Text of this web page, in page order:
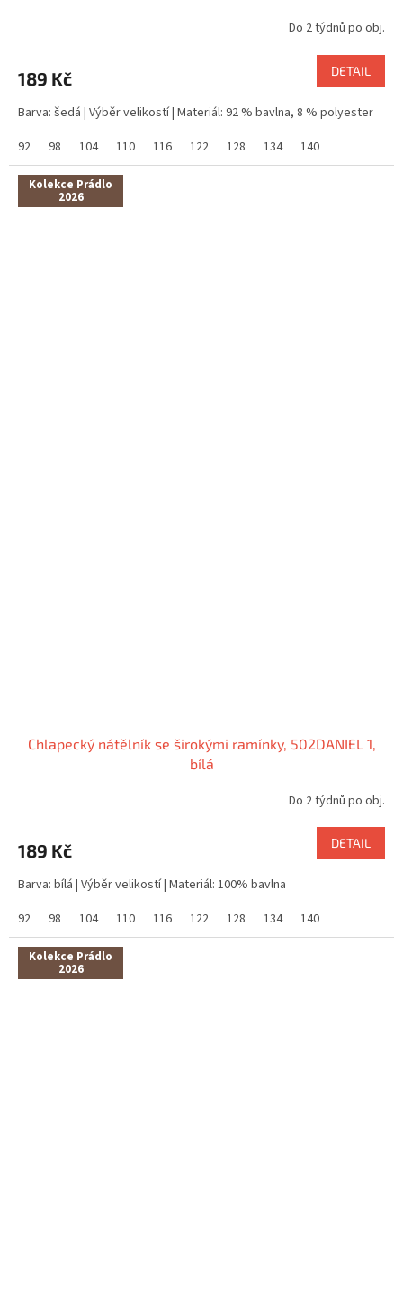
Do 2 týdnů po obj.
189 Kč DETAIL
Barva: šedá | Výběr velikostí | Materiál: 92 % bavlna, 8 % polyester
92
98 104 110 116 122 128 134 140
Kolekce Prádlo
2026
Chlapecký nátělník se širokými ramínky, 502DANIEL 1,
bílá
Do 2 týdnů po obj.
189 Kč DETAIL
Barva: bílá | Výběr velikostí | Materiál: 100% bavlna
92
98 104 110 116 122 128 134 140
Kolekce Prádlo
2026